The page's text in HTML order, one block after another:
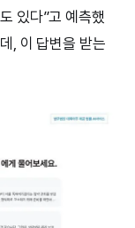
있다”고 예측했
, 이 답변을 받는